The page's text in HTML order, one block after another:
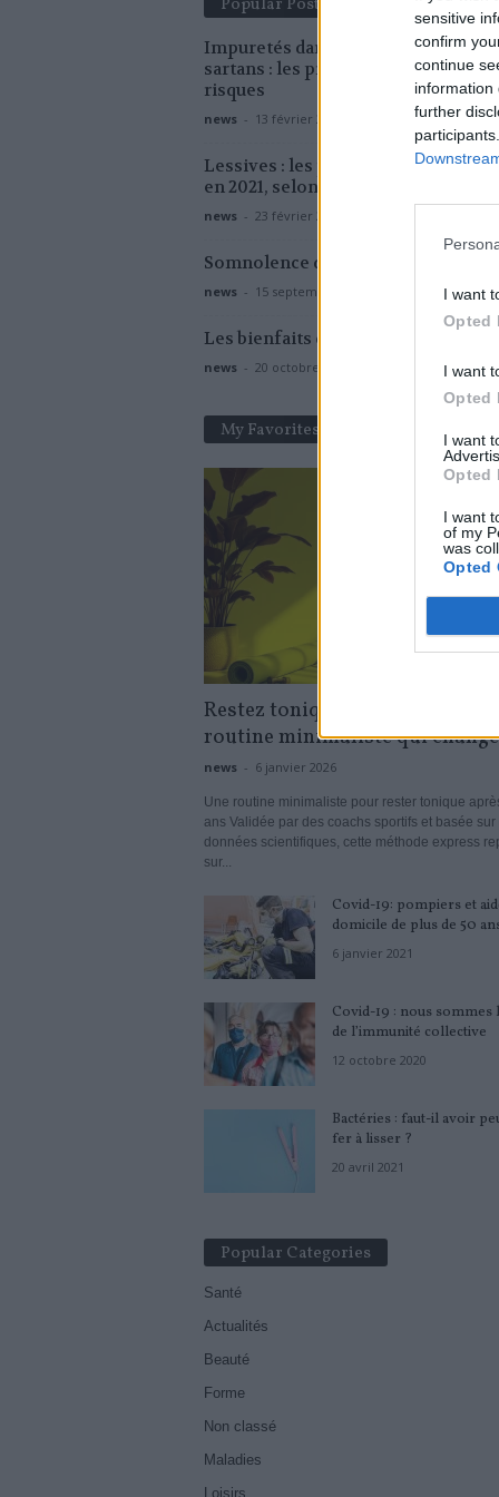
sensitive
confirm
continue
information
further
I want
Opted
I want
Opted
I want
Opted
I want
of my
was
Opted
Popular Posts
Impuretés dans les médicaments
sartans : les premières estimations
risques
news - 13 février 2019
Lessives : les plus nocives pour la
en 2021, selon Que Choisir
news - 23 février 2021
Somnolence diurne : la définition
news - 15 septembre 2017
Les bienfaits du piment
news - 20 octobre 2022
My Favorites
Restez tonique après 40 ans : la
routine minimaliste qui
news - 6 janvier 2026
Une routine minimaliste pour rester tonique
ans Validée par des coachs sportifs et basée sur
données scientifiques, cette méthode express
sur...
Covid-19: pompiers et
domicile de plus de 50
6 janvier 2021
Covid-19 : nous sommes
de l’immunité collective
12 octobre 2020
Bactéries : faut-il avoir
fer à lisser ?
20 avril 2021
Popular Categories
Santé
Actualités
Beauté
Forme
Non classé
Maladies
Loisirs